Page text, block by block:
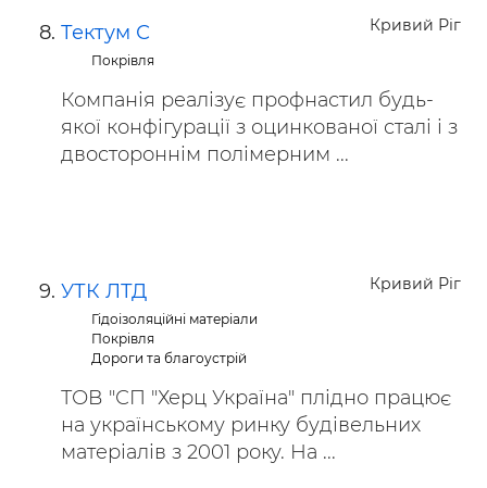
Кривий Ріг
Тектум С
Покрівля
Компанія реалізує профнастил будь-
якої конфігурації з оцинкованої сталі і з
двостороннім полімерним ...
Кривий Ріг
УТК ЛТД
Гідоізоляційні матеріали
Покрівля
Дороги та благоустрій
ТОВ "СП "Херц Україна" плідно працює
на українському ринку будівельних
матеріалів з ​2001 року. На ...